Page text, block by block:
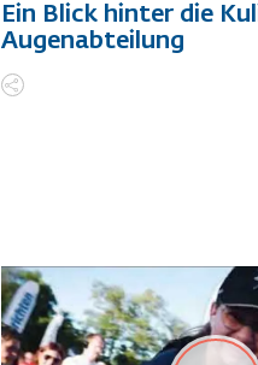
Ein Blick hinter die
Augenabteilung